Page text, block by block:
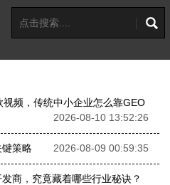
频，传统中小企业怎么靠GEO
2026-08-10 13:52:26
策略 2026-08-09 00:59:35
商，究竟藏着哪些行业秘诀？